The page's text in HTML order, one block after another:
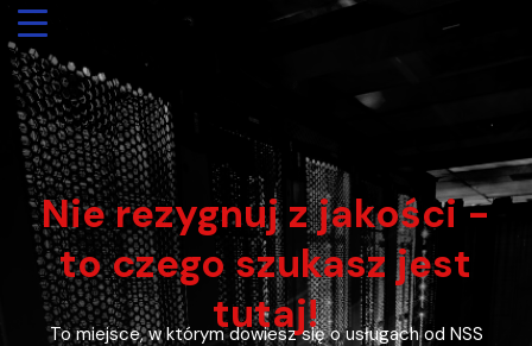
Nie rezygnuj z jakości -
to czego szukasz jest
tutaj!
To miejsce, w którym dowiesz się o usługach od NSS